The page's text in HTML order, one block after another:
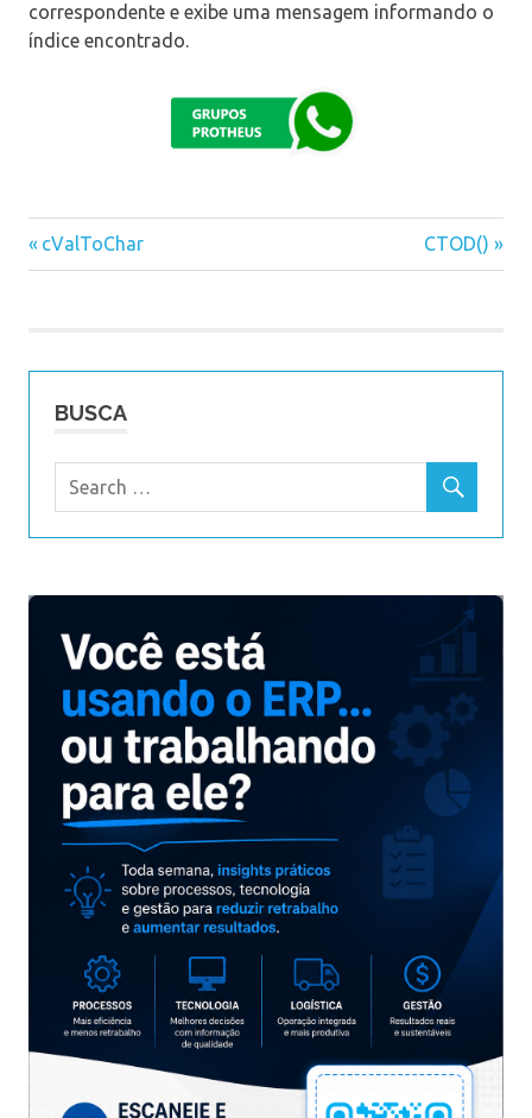
correspondente e exibe uma mensagem informando o
índice encontrado.
Navegação
Previous
Post:
cValToChar
Next
Post:
CTOD()
BUSCA